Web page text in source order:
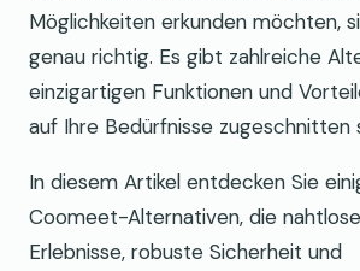
Möglichkeiten erkunden möchten,
genau richtig. Es gibt zahlreiche
einzigartigen Funktionen und
auf Ihre Bedürfnisse zugeschnitten
In diesem Artikel entdecken Sie
Coomeet-Alternativen, die
Erlebnisse, robuste Sicherheit und